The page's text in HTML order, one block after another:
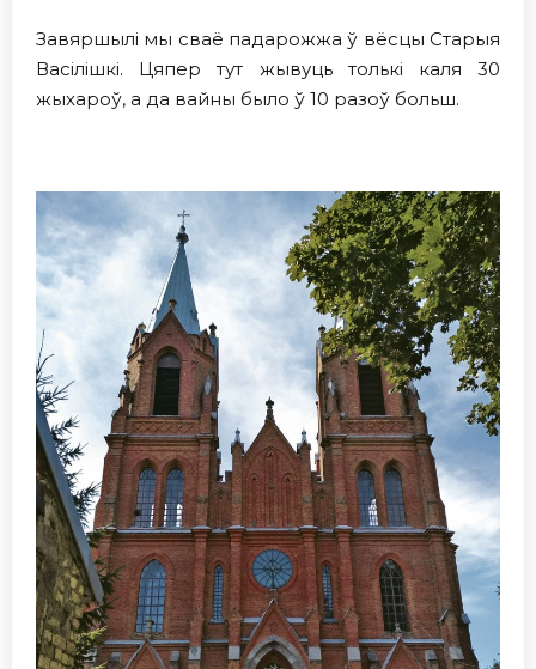
Завяршылі мы сваё падарожжа ў вёсцы Старыя
Васілішкі. Цяпер тут жывуць толькі каля 30
жыхароў, а да вайны было ў 10 разоў больш.